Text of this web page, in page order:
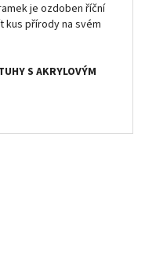
je ozdoben říční
přírody na svém
S AKRYLOVÝM